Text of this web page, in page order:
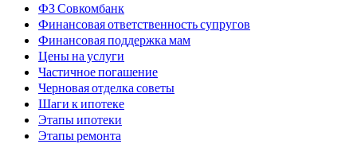
ФЗ Совкомбанк
Финансовая ответственность супругов
Финансовая поддержка мам
Цены на услуги
Частичное погашение
Черновая отделка советы
Шаги к ипотеке
Этапы ипотеки
Этапы ремонта